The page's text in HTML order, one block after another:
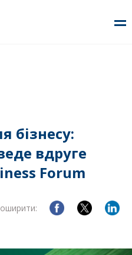
бізнесу:
вдруге
Forum